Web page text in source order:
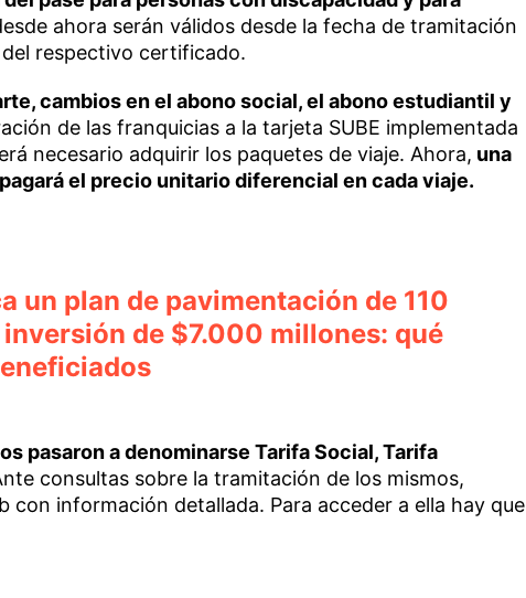
ahora serán válidos desde la fecha de tramitación
respectivo certificado.
cambios en el abono social, el abono estudiantil y
de las franquicias a la tarjeta SUBE implementada
necesario adquirir los paquetes de viaje. Ahora, una
el precio unitario diferencial en cada viaje.
un plan de pavimentación de 110
de $7.000 millones: qué
pasaron a denominarse Tarifa Social, Tarifa
consultas sobre la tramitación de los mismos,
con información detallada. Para acceder a ella hay que